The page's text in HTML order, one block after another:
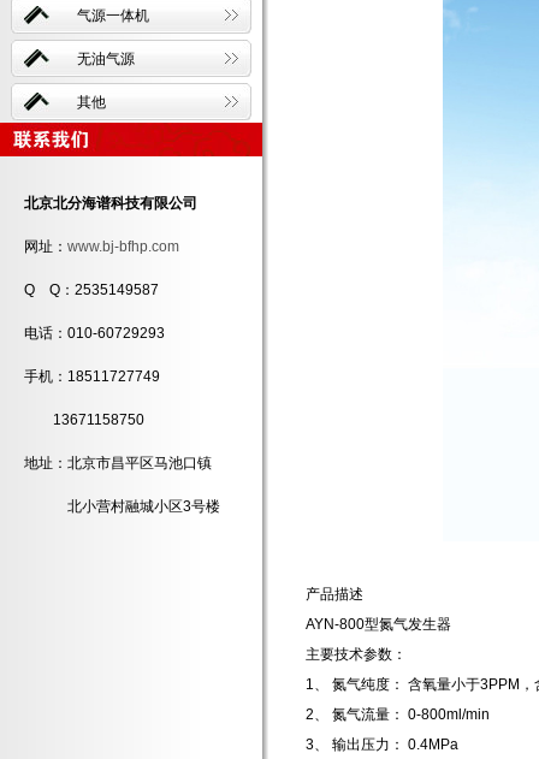
气源一体机
无油气源
其他
北京北分海谱科技有限公司
网址： www.bj-bfhp.com
Q Q：2535149587
电话：010-60729293
手机：18511727749
13671158750
地址：北京市昌平区马池口镇
北小营村融城小区3号楼
产品描述
AYN-800型氮气发生器
主要技术参数：
1、 氮气纯度： 含氧量小于3PPM
2、 氮气流量： 0-800ml/min
3、 输出压力： 0.4MPa